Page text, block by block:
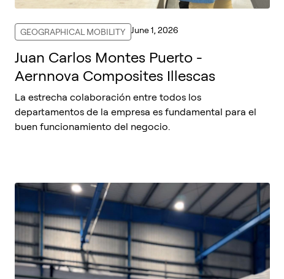
GEOGRAPHICAL MOBILITY June 1, 2026
Juan Carlos Montes Puerto -
Aernnova Composites Illescas
La estrecha colaboración entre todos los
departamentos de la empresa es fundamental para el
buen funcionamiento del negocio.